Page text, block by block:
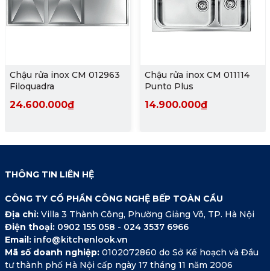
Chậu rửa inox CM 012963
Filoquadra
24.600.000₫
Chậu rửa inox CM 011114
Punto Plus
14.900.000₫
THÔNG TIN LIÊN HỆ
CÔNG TY CỔ PHẦN CÔNG NGHỆ BẾP TOÀN CẦU
Địa chỉ: Villa 3 Thành Công, Phường Giảng Võ, TP. Hà Nội
Điện thoại: 0902 155 058 - 024 3537 6966
Email: info@kitchenlook.vn
Mã số doanh nghiệp:0102072860 do Sở Kế hoạch và Đầu
tư thành phố Hà Nội cấp ngày 17 tháng 11 năm 2006